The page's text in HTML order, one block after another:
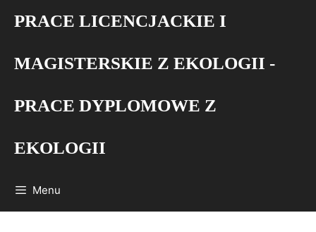
PRACE LICENCJACKIE I
MAGISTERSKIE Z EKOLOGII -
PRACE DYPLOMOWE Z
EKOLOGII
Menu